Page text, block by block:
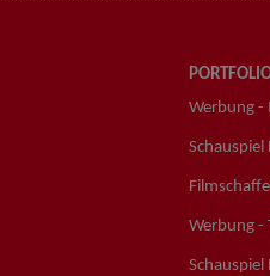
Werbung -
Werbung -
Schauspiel